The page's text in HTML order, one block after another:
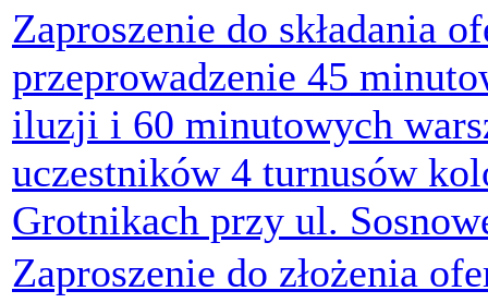
Zaproszenie do składania
przeprowadzenie 45
iluzji i 60 minutowych
uczestników 4 turnusów
Grotnikach przy ul.
Zaproszenie do złożenia